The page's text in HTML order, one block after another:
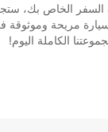
سيارة مريحة
الكاملة اليوم!